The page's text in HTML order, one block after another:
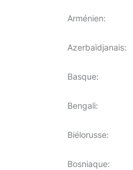
Arménien:
Azerbaïdjanais:
Basque:
Bengali:
Biélorusse:
Bosniaque: